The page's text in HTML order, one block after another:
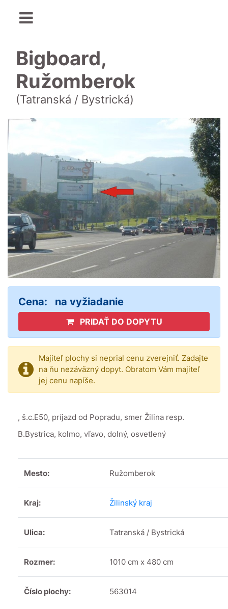
Bigboard,
Ružomberok
(Tatranská / Bystrická)
Cena: na vyžiadanie
PRIDAŤ DO DOPYTU
Majiteľ plochy si neprial cenu zverejniť. Zadajte
na ňu nezáväzný dopyt. Obratom Vám majiteľ
jej cenu napíše.
, š.c.E50, príjazd od Popradu, smer Žilina resp.
B.Bystrica, kolmo, vľavo, dolný, osvetlený
Mesto: Ružomberok
Kraj: Žilinský kraj
Ulica: Tatranská / Bystrická
Rozmer: 1010 cm x 480 cm
Číslo plochy: 563014